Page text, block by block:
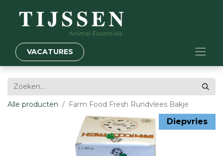
VACATURES
Alle producten Farm Food Fresh Rundvlees Bakje
Diepvries